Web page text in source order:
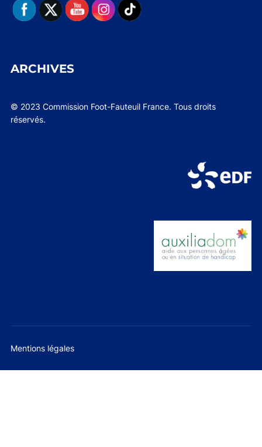
ARCHIVES
© 2023 Commission Foot-Fauteuil France. Tous droits
réservés.
Mentions légales